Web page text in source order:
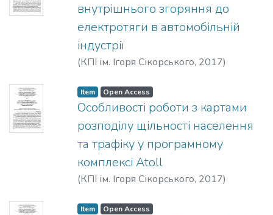
внутрішнього згоряння до
електротяги в автомобільній
індустрії
(КПІ ім. Ігоря Сікорського, 2017)
Item Open Access
Особливості роботи з картами
розподілу щільності населення
та трафіку у програмному
комплексі Atoll
(КПІ ім. Ігоря Сікорського, 2017)
Item Open Access